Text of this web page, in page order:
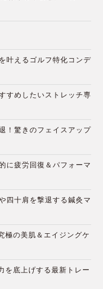
叶えるゴルフ特化コンデ
すめしたいストレッチ専
！驚きのフェイスアップ
に疲労回復＆パフォーマ
四十肩を撃退する鍼灸マ
極の美肌＆エイジングケ
を底上げする最新トレー